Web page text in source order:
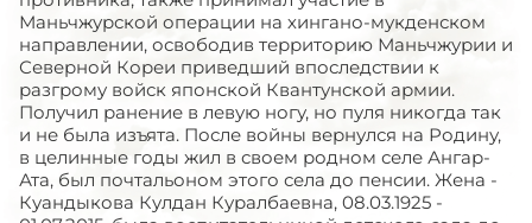
Маньчжурской операции на хингано-мукденском
направлении, освободив территорию Маньчжурии и
Северной Кореи приведший впоследствии к
разгрому войск японской Квантунской армии.
Получил ранение в левую ногу, но пуля никогда так
и не была изъята. После войны вернулся на Родину,
в целинные годы жил в своем родном селе Ангар-
Ата, был почтальоном этого села до пенсии. Жена -
Куандыкова Кулдан Куралбаевна, 08.03.1925 -